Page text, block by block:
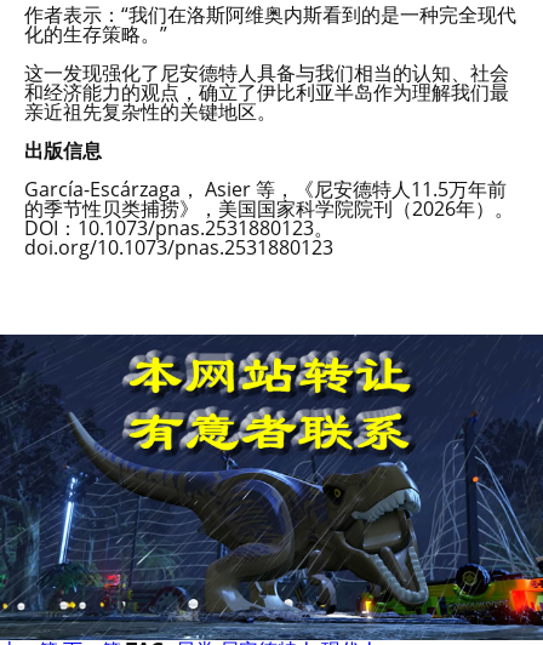
作者表示：“我们在洛斯阿维奥内斯看到的是一种完全现代
化的生存策略。”
这一发现强化了尼安德特人具备与我们相当的认知、社会
和经济能力的观点，确立了伊比利亚半岛作为理解我们最
亲近祖先复杂性的关键地区。
出版信息
García-Escárzaga， Asier 等，《尼安德特人11.5万年前
的季节性贝类捕捞》，美国国家科学院院刊（2026年）。
DOI：10.1073/pnas.2531880123。
doi.org/10.1073/pnas.2531880123